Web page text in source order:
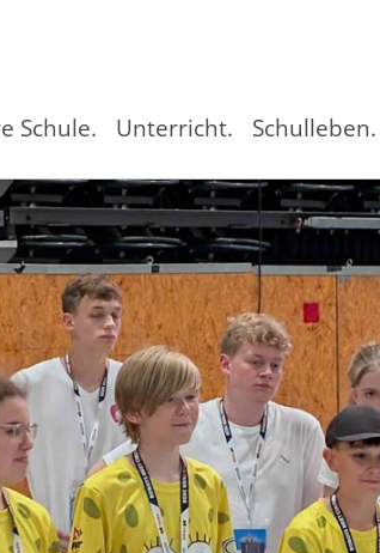
Schule. Unterricht. Schulleben.